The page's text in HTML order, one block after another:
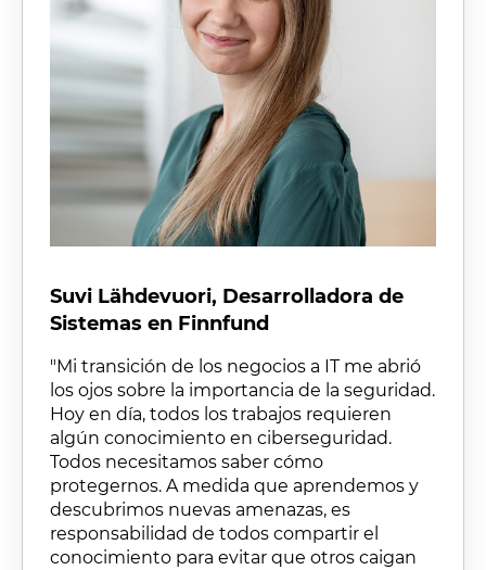
Suvi Lähdevuori, Desarrolladora de
Sistemas en Finnfund
"Mi transición de los negocios a IT me abrió
los ojos sobre la importancia de la seguridad.
Hoy en día, todos los trabajos requieren
algún conocimiento en ciberseguridad.
Todos necesitamos saber cómo
protegernos. A medida que aprendemos y
descubrimos nuevas amenazas, es
responsabilidad de todos compartir el
conocimiento para evitar que otros caigan